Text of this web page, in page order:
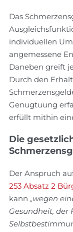
Das
individuellen
angemessene
Daneben greift
Durch den
Genugtuung
erfüllt mithin
Die
Der Anspruch
253 Absatz 2
kann„wegen
Gesundheit, der